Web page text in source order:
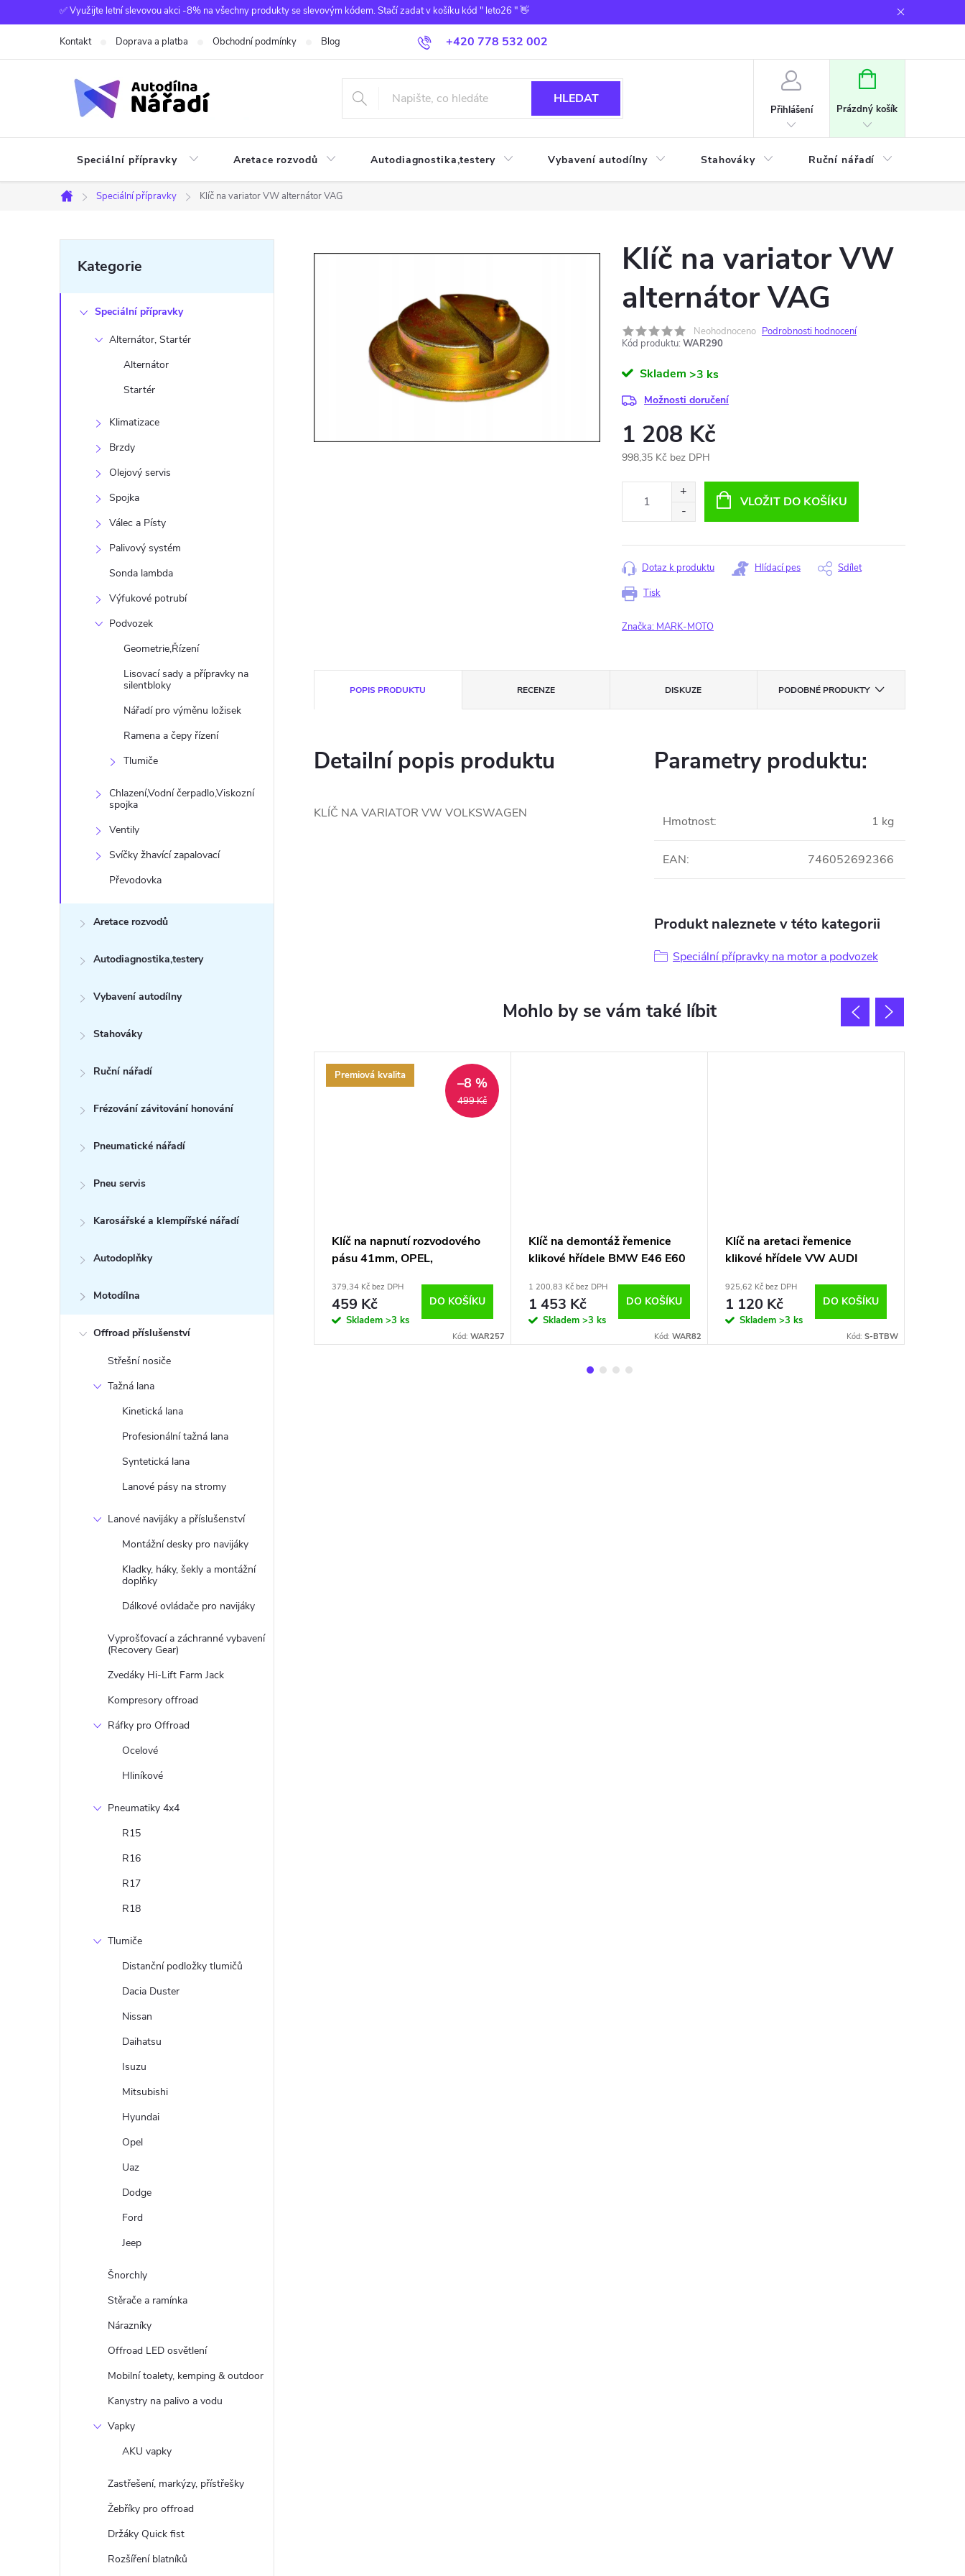
na
✅ Využijte letní slevovou akci -8% na všechny produkty se slevovým kódem. Stačí zadat v košíku kód " leto26 " 👋
+420 778 532 002
Kontakt Doprava a platba Obchodní podmínky Blog
HLEDAT
Přihlášení
NÁKUPNÍ
Prázdný košík
Speciální přípravky Aretace rozvodů Autodiagnostika,testery Vybavení autodílny Stahováky Ruční nářadí
Domů
Speciální přípravky Klíč na variator VW alternátor VAG
o
kategorie
Kategorie
Speciální přípravky
Alternátor, Startér
Alternátor
Startér
Klimatizace
Brzdy
Olejový servis
Spojka
Válec a Písty
Palivový systém
Sonda lambda
Výfukové potrubí
Podvozek
Geometrie,Řízení
Lisovací sady a přípravky na
silentbloky
Nářadí pro výměnu ložisek
Ramena a čepy řízení
Tlumiče
Chlazení,Vodní čerpadlo,Viskozní
spojka
Ventily
Svíčky žhavící zapalovací
Převodovka
Aretace rozvodů
Autodiagnostika,testery
Vybavení autodílny
Stahováky
Ruční nářadí
Frézování závitování honování
Pneumatické nářadí
Pneu servis
Karosářské a klempířské nářadí
Autodoplňky
Motodílna
Offroad příslušenství
Střešní nosiče
Tažná lana
Kinetická lana
Profesionální tažná lana
Syntetická lana
Lanové pásy na stromy
Lanové navijáky a příslušenství
Montážní desky pro navijáky
Kladky, háky, šekly a montážní
doplňky
Dálkové ovládače pro navijáky
Vyprošťovací a záchranné vybavení
(Recovery Gear)
Zvedáky Hi-Lift Farm Jack
Kompresory offroad
Ráfky pro Offroad
Ocelové
Hliníkové
Pneumatiky 4x4
R15
R16
R17
R18
Tlumiče
Distanční podložky tlumičů
Dacia Duster
Nissan
Daihatsu
Isuzu
Mitsubishi
Hyundai
Opel
Uaz
Dodge
Ford
Jeep
Šnorchly
Stěrače a ramínka
Nárazníky
Offroad LED osvětlení
Mobilní toalety, kemping & outdoor
Kanystry na palivo a vodu
Vapky
AKU vapky
Zastřešení, markýzy, přístřešky
Žebříky pro offroad
Držáky Quick fist
Rozšíření blatníků
Klíč na variator VW
alternátor VAG
Neohodnoceno Podrobnosti hodnocení
Kód produktu: WAR290
Skladem >3 ks
Možnosti doručení
1 208 Kč
998,35 Kč bez DPH
VLOŽIT DO KOŠÍKU
Tisk
Dotaz k produktu Hlídací pes Sdílet
Značka: MARK-MOTO
POPIS PRODUKTU RECENZE DISKUZE PODOBNÉ PRODUKTY
Detailní popis produktu
KLÍČ NA VARIATOR VW VOLKSWAGEN
Parametry produktu:
Hmotnost: 1 kg
EAN: 746052692366
Produkt naleznete v této kategorii
Speciální přípravky na motor a podvozek
DO KOŠÍKU
S-BTBW
Citroen C4 Peugeot 307 a
987 Kč
Premiová kvalita
499 Kč
–8 %
Klíč na napnutí rozvodového
pásu 41mm, OPEL,
čerpadlo DAEWOO
379,34 Kč bez DPH
459 Kč
Skladem >3 ks
DO KOŠÍKU
Kód: WAR257
Klíč na demontáž řemenice
klikové hřídele BMW E46 E60
1 200,83 Kč bez DPH
1 453 Kč
Skladem >3 ks
DO KOŠÍKU
Kód: WAR82
Klíč na aretaci řemenice
klikové hřídele VW AUDI
925,62 Kč bez DPH
1 120 Kč
Skladem >3 ks
DO KOŠÍKU
Kód: S-BTBW